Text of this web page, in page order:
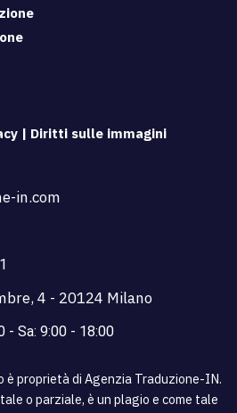
| Diritti sulle immagini
in.com
4 - 20124 Milano
- Sa: 9:00 - 18:00
proprietà di Agenzia Traduzione-IN.
o parziale, è un plagio e come tale